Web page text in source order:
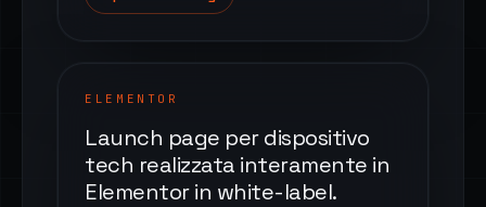
ELEMENTOR
Launch page per dispositivo
tech realizzata interamente in
Elementor in white-label.